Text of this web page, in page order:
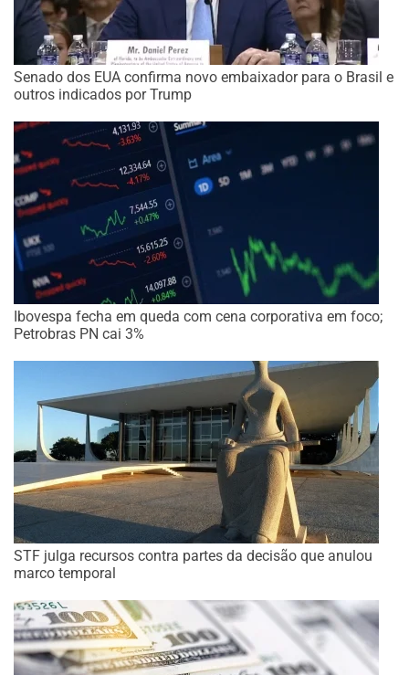
Senado dos EUA confirma novo embaixador para o Brasil e
outros indicados por Trump
Ibovespa fecha em queda com cena corporativa em foco;
Petrobras PN cai 3%
STF julga recursos contra partes da decisão que anulou
marco temporal